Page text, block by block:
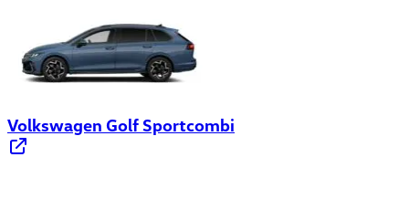
Volkswagen Golf Sportcombi